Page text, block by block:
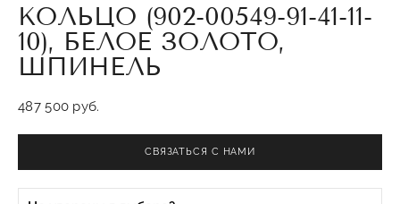
КОЛЬЦО (902-00549-91-41-11-
10), БЕЛОЕ ЗОЛОТО,
ШПИНЕЛЬ
487 500 руб.
CВЯЗАТЬСЯ С НАМИ